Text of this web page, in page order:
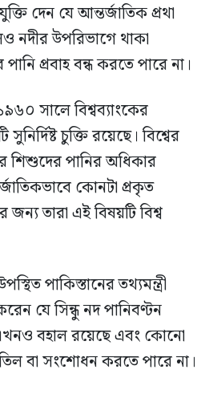
দেন যে আন্তর্জাতিক প্রথা
নদীর উপরিভাগে থাকা
প্রবাহ বন্ধ করতে পারে না।
সালে বিশ্বব্যাংকের
চুক্তি রয়েছে। বিশ্বের
শিশুদের পানির অধিকার
কোনটা প্রকৃত
জন্য তারা এই বিষয়টি বিশ্ব
পাকিস্তানের তথ্যমন্ত্রী
যে সিন্ধু নদ পানিবণ্টন
বহাল রয়েছে এবং কোনো
বা সংশোধন করতে পারে না।